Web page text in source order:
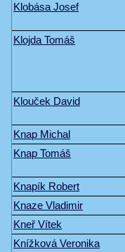
Klobása Josef
Klojda Tomáš
Klouček David
Knap Michal
Knap Tomáš
Knapík Robert
Knaze Vladimir
Kneř Vítek
Knížková Veronika